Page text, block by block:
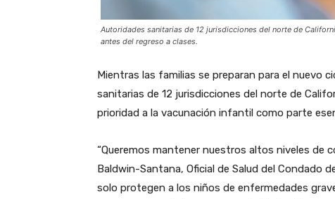
Autoridades sanitarias de 12 jurisdicciones del norte de
antes del regreso a clases.
Mientras las familias se preparan para el nuevo
sanitarias de 12 jurisdicciones del norte de
prioridad a la vacunación infantil como parte
“Queremos mantener nuestros altos niveles de
Baldwin-Santana, Oficial de Salud del Condado
solo protegen a los niños de enfermedades